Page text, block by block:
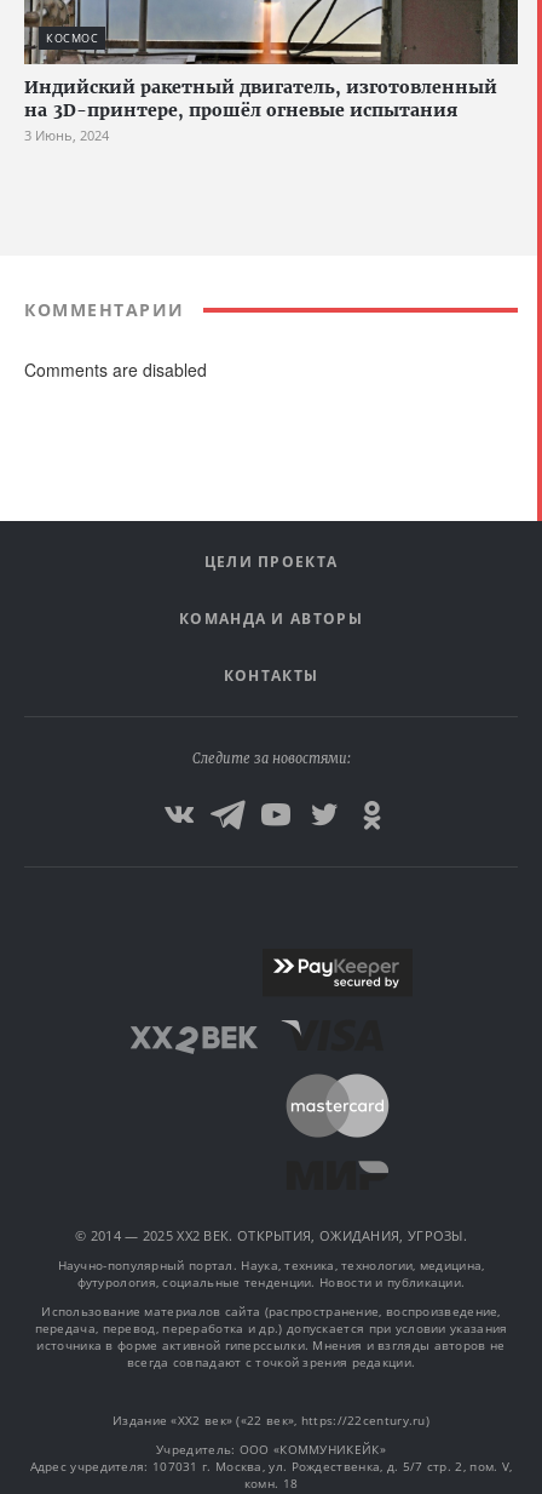
КОСМОС
Индийский ракетный двигатель, изготовленный
на 3D-принтере, прошёл огневые испытания
3 Июнь, 2024
КОММЕНТАРИИ
Comments are disabled
ЦЕЛИ ПРОЕКТА
КОМАНДА И АВТОРЫ
КОНТАКТЫ
Следите за новостями:
© 2014 — 2025 XX2 ВЕК. ОТКРЫТИЯ, ОЖИДАНИЯ, УГРОЗЫ.
Научно-популярный портал. Наука, техника, технологии, медицина,
футурология, социальные тенденции. Новости и публикации.
Использование материалов сайта (распространение, воспроизведение,
передача, перевод, переработка и др.) допускается при условии указания
источника в форме активной гиперссылки. Мнения и взгляды авторов не
всегда совпадают с точкой зрения редакции.
Издание «XX2 век» («22 век», https://22century.ru)
Учредитель: OOO «КОММУНИКЕЙК»
Адрес учредителя: 107031 г. Москва, ул. Рождественка, д. 5/7 стр. 2, пом. V,
комн. 18